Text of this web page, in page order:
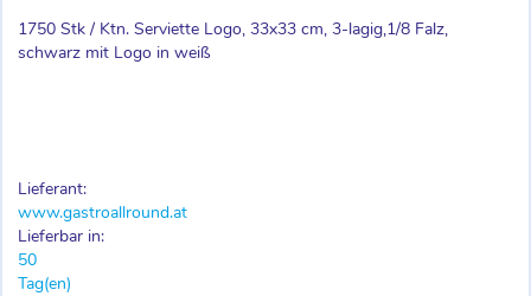
1750 Stk / Ktn. Serviette Logo, 33x33 cm, 3-lagig,1/8 Falz,
schwarz mit Logo in weiß
Lieferant:
www.gastroallround.at
Lieferbar in:
50
Tag(en)